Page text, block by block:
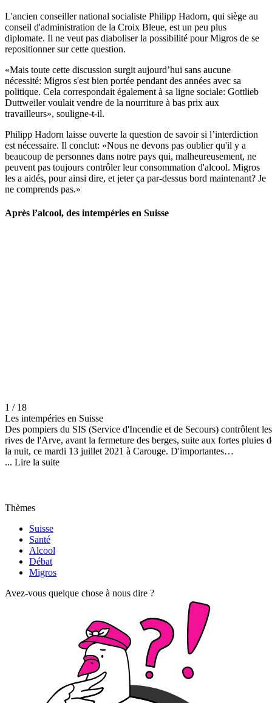
L'ancien conseiller national socialiste Philipp Hadorn, qui siège au
conseil d'administration de la Croix Bleue, est un peu plus
diplomate. Il ne veut pas diaboliser la possibilité pour Migros de se
repositionner sur cette question.
«Mais toute cette discussion surgit aujourd’hui sans aucune
nécessité: Migros s'est bien portée pendant des années avec sa
politique. Cela correspondait également à sa ligne sociale: Gottlieb
Duttweiler voulait vendre de la nourriture à bas prix aux
travailleurs», souligne-t-il.
Philipp Hadorn laisse ouverte la question de savoir si l’interdiction
est nécessaire. Il conclut: «Nous ne devons pas oublier qu'il y a
beaucoup de personnes dans notre pays qui, malheureusement, ne
peuvent pas toujours contrôler leur consommation d'alcool. Migros
les a aidés, pour ainsi dire, et jeter ça par-dessus bord maintenant? Je
ne comprends pas.»
Après l’alcool, des intempéries en Suisse
1 / 18
Les intempéries en Suisse
Des pompiers du SIS (Service d'Incendie et de Secours) contrôlent les
rives de l'Arve, avant la fermeture des berges, suite aux fortes pluies
la nuit, ce mardi 13 juillet 2021 à Carouge. D'importantes
précipitations sont à nouveau tombées sur la Suisse dans la nuit de
... Lire la suite
Thèmes
Suisse
Santé
Alcool
Débat
Migros
Avez-vous quelque chose à nous dire ?